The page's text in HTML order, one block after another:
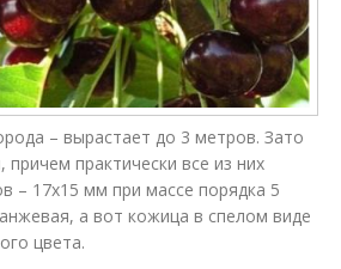
– вырастает до 3 метров. Зато
практически все из них
– 17х15 мм при массе порядка 5
а вот кожица в спелом виде
цвета.